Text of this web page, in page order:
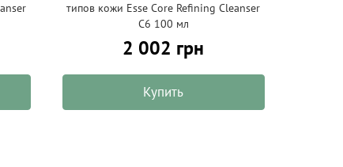
типов кожи Esse Core Refining Cleanser
C6 100 мл
2 002 грн
Купить